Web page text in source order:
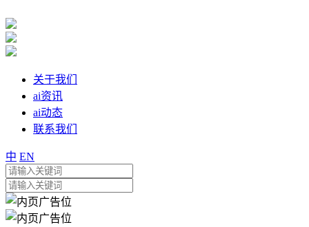
关于我们
ai资讯
ai动态
联系我们
中 EN